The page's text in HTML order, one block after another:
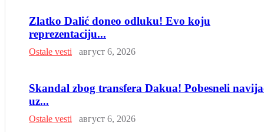
Zlatko Dalić doneo odluku! Evo koju
reprezentaciju...
Ostale vesti август 6, 2026
Skandal zbog transfera Dakua! Pobesneli
uz...
Ostale vesti август 6, 2026